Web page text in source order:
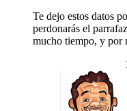
Te dejo estos datos
perdonarás el
mucho tiempo, y por